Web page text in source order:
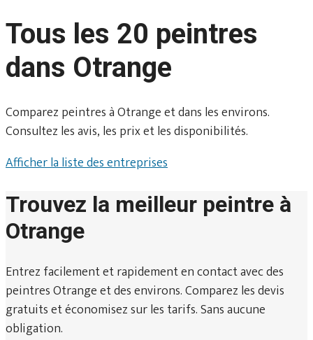
Tous les 20 peintres
dans Otrange
Comparez peintres à Otrange et dans les environs.
Consultez les avis, les prix et les disponibilités.
Afficher la liste des entreprises
Trouvez la meilleur peintre à
Otrange
Entrez facilement et rapidement en contact avec des
peintres Otrange et des environs. Comparez les devis
gratuits et économisez sur les tarifs. Sans aucune
obligation.